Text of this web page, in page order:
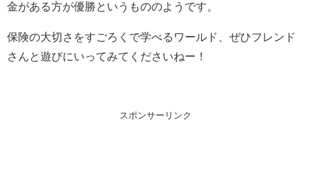
金がある方が優勝というもののようです。
保険の大切さをすごろくで学べるワールド、ぜひフレンド
さんと遊びにいってみてくださいねー！
スポンサーリンク